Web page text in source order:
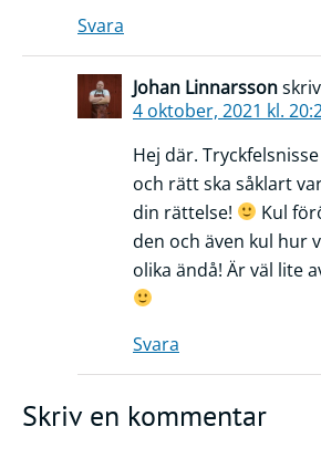
Svara
Johan Linnarsson
4 oktober, 2021 kl.
Hej där.
och rätt ska såklart
din rättelse!
Kul
den och även kul hur
olika ändå! Är väl lite
Svara
Skriv en kommentar